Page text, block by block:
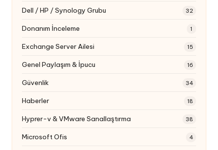
Dell / HP / Synology Grubu 32
Donanım İnceleme 1
Exchange Server Ailesi 15
Genel Paylaşım & İpucu 16
Güvenlik 34
Haberler 18
Hyprer-v & VMware Sanallaştırma 38
Microsoft Ofis 4